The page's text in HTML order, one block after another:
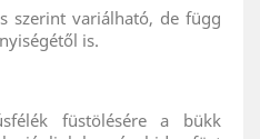
szerint variálható, de függ
is.
füstölésére a bükk